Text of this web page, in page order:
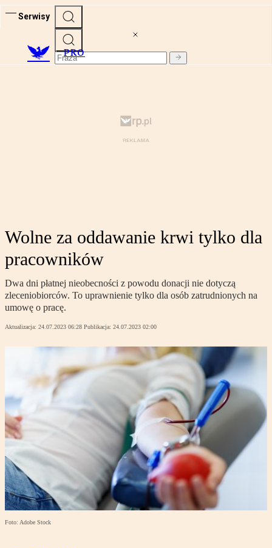
Serwisy
PRO
Wolne za oddawanie krwi tylko dla
pracowników
Dwa dni płatnej nieobecności z powodu donacji nie dotyczą
zleceniobiorców. To uprawnienie tylko dla osób zatrudnionych na
umowę o pracę.
Aktualizacja: 24.07.2023 06:28 Publikacja: 24.07.2023 02:00
Foto: Adobe Stock